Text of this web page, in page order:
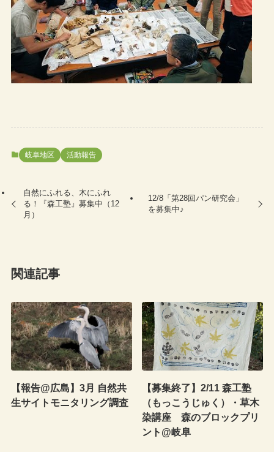
岐阜地区 活動報告
自然にふれる、木にふれ
る！『森工塾』募集中（12
月）
12/8「第28回パン研究会」
を募集中♪
関連記事
【報告@広島】3月 自然共
生サイトモニタリング調査
【募集終了】2/11 森工塾
（もっこうじゅく）・草木
染講座 森のブロックプリ
ント@岐阜